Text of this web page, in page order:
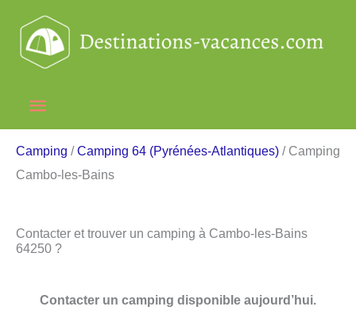
contenu
Menu
principal
Camping /Camping 64 (Pyrénées-Atlantiques) / Camping
Cambo-les-Bains
Contacter et trouver un camping à Cambo-les-Bains
64250 ?
Contacter un camping disponible aujourd’hui.